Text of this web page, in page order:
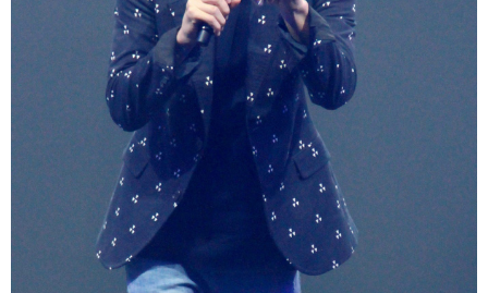
新华电视中文 新华电视英文 返回PC